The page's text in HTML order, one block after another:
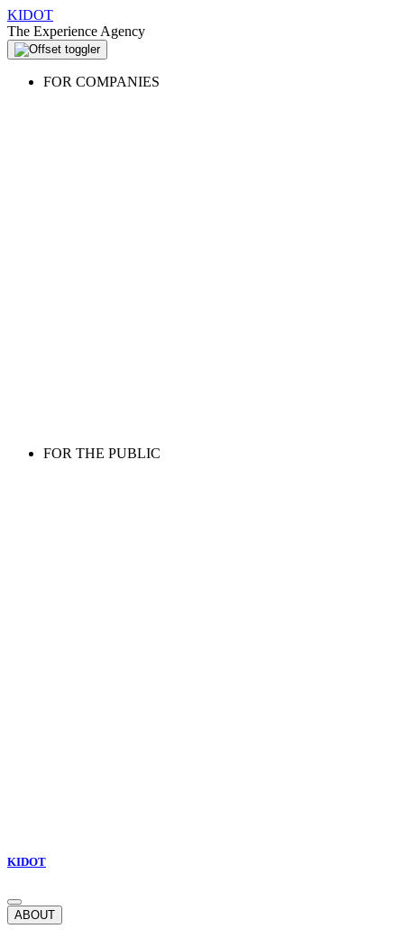
KIDOT
The Experience Agency
FOR COMPANIES
FOR THE PUBLIC
KIDOT
ABOUT